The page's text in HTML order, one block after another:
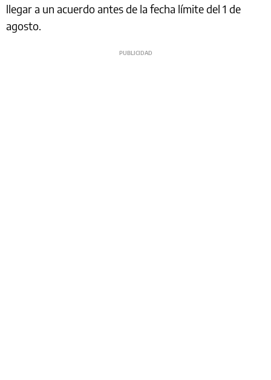
llegar a un acuerdo antes de la fecha límite del 1 de
agosto.